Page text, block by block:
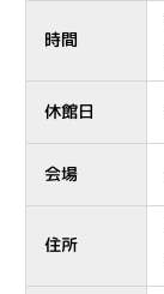
時間
休館日
会場
住所